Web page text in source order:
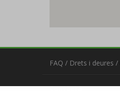
FAQ / Drets i deures /
Contacta